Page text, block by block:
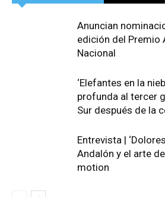
Anuncian
edición del Premio
Nacional
‘Elefantes en la
profunda al tercer
Sur después de la
Entrevista |
Andalón y el arte
motion